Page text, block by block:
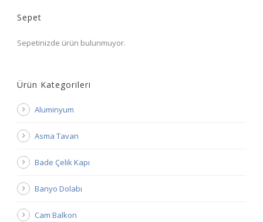
Sepet
Sepetinizde ürün bulunmuyor.
Ürün Kategorileri
Aluminyum
Asma Tavan
Bade Çelik Kapı
Banyo Dolabı
Cam Balkon